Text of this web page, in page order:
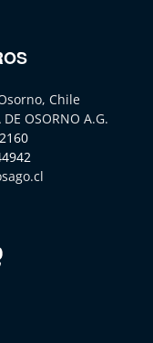
Chile
DE OSORNO A.G.